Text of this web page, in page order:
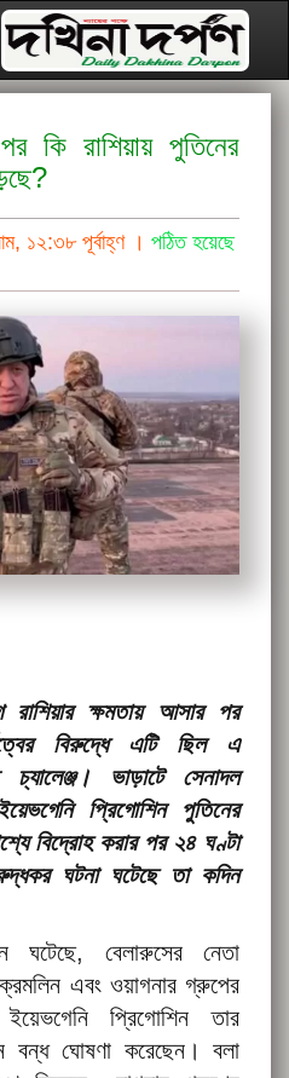
কি রাশিয়ায় পুতিনের
১২:৩৮ পূর্বাহ্ণ । পঠিত হয়েছে
ক্ষমতায় আসার পর
বিরুদ্ধে এটি ছিল এ
ভাড়াটে সেনাদল
প্রিগোশিন পুতিনের
বিদ্রোহ করার পর ২৪ ঘণ্টা
ঘটনা ঘটেছে তা কদিন
ঘটেছে, বেলারুসের নেতা
এবং ওয়াগনার গ্রুপের
প্রিগোশিন তার
বন্ধ ঘোষণা করেছেন। বলা